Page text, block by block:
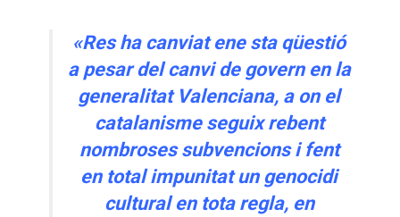
«Res ha canviat ene sta qüestió
a pesar del canvi de govern en la
generalitat Valenciana, a on el
catalanisme seguix rebent
nombroses subvencions i fent
en total impunitat un genocidi
cultural en tota regla, en